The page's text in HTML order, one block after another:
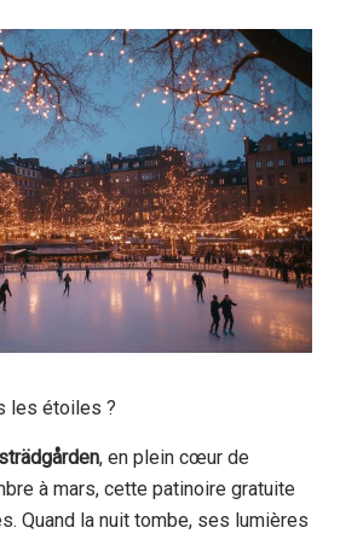
les étoiles ?
, en plein cœur de
à mars, cette patinoire gratuite
Quand la nuit tombe, ses lumières